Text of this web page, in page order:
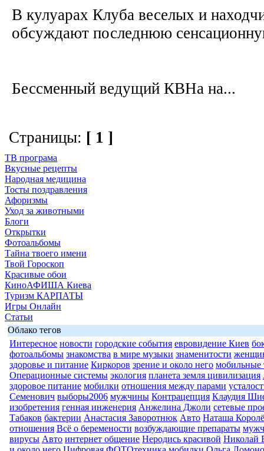
В кулуарах Клуба веселых и
обсуждают последнюю
Бессменный ведущий КВНа на...
Страницы: [ 1 ]
ТВ програма
Вкусные рецепты
Народная медицина
Тосты поздравления
Афоризмы
Уход за животными
Блоги
Открытки
Фотоальбомы
Тайна твоего имени
Твой Гороскоп
Красивые обои
КиноАФИША Киева
Туризм КАРПАТЫ
Игры Онлайн
Статьи
Облако тегов
Интересное новости городские события евровидение Киев
фотоальбомы знакомства в мире музыки знаменитости
здоровье и питание Киркоров зрение и около него мобильные
Операционные системы экология планета земля цивилизация
здоровое питание мобилки отношения между парами
Семенович выборы2006 мужчины Контрацепция Клаудия
изобретения генная инженерия Анжелина Джоли сетевые
Табаков бактерии Анастасия Заворотнюк Авто Наташа
отношения Всё о беремености возбуждающие препараты
вирусы Авто интернет общение Неродись красивой Николай